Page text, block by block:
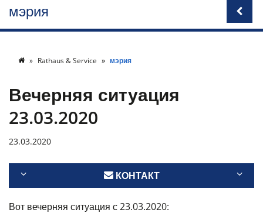
мэрия
Rathaus & Service мэрия
Вечерняя ситуация
23.03.2020
23.03.2020
КОНТАКТ
Вот вечерняя ситуация с 23.03.2020: